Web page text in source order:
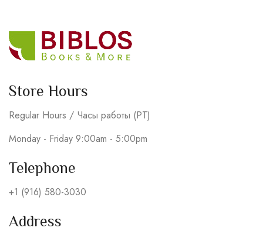
Store Hours
Regular Hours / Часы работы (PT)
Monday - Friday 9:00am - 5:00pm
Telephone
+1 (916) 580-3030
Address